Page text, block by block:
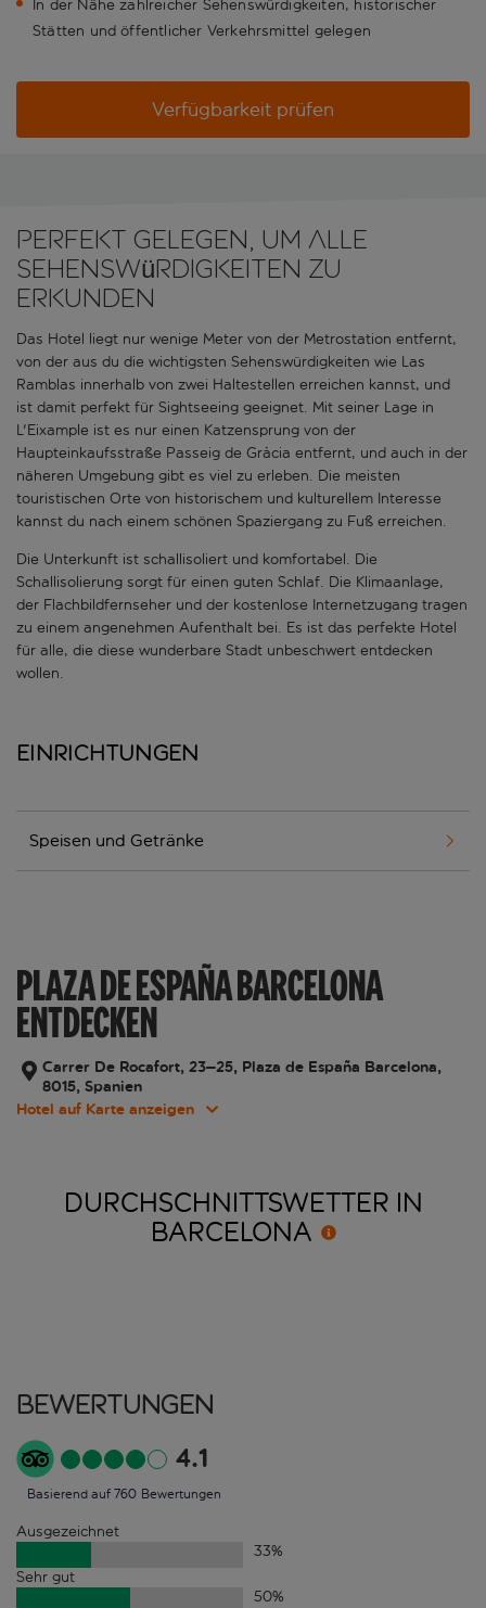
In der Nähe zahlreicher Sehenswürdigkeiten, historischer
Stätten und öffentlicher Verkehrsmittel gelegen
Verfügbarkeit prüfen
Perfekt gelegen, um alle
Sehenswürdigkeiten zu
erkunden
Das Hotel liegt nur wenige Meter von der Metrostation entfernt,
von der aus du die wichtigsten Sehenswürdigkeiten wie Las
Ramblas innerhalb von zwei Haltestellen erreichen kannst, und
ist damit perfekt für Sightseeing geeignet. Mit seiner Lage in
L'Eixample ist es nur einen Katzensprung von der
Haupteinkaufsstraße Passeig de Gràcia entfernt, und auch in der
näheren Umgebung gibt es viel zu erleben. Die meisten
touristischen Orte von historischem und kulturellem Interesse
kannst du nach einem schönen Spaziergang zu Fuß erreichen.
Die Unterkunft ist schallisoliert und komfortabel. Die
Schallisolierung sorgt für einen guten Schlaf. Die Klimaanlage,
der Flachbildfernseher und der kostenlose Internetzugang tragen
zu einem angenehmen Aufenthalt bei. Es ist das perfekte Hotel
für alle, die diese wunderbare Stadt unbeschwert entdecken
wollen.
Einrichtungen
Speisen und Getränke
PLAZA DE ESPAÑA BARCELONA
ENTDECKEN
Carrer De Rocafort, 23–25, Plaza de España Barcelona,
8015, Spanien
Hotel auf Karte anzeigen
DURCHSCHNITTSWETTER IN
BARCELONA
Bewertungen
4.1
Basierend auf 760 Bewertungen
Ausgezeichnet
33%
Sehr gut
50%